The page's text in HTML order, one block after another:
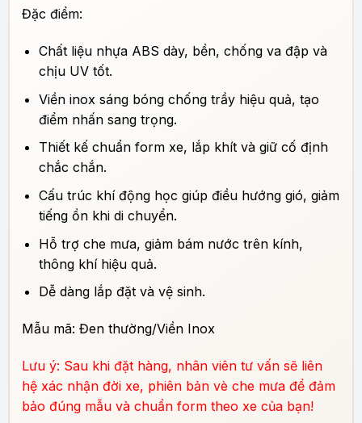
Đặc điểm:
Chất liệu nhựa ABS dày, bền, chống va đập và
chịu UV tốt.
Viền inox sáng bóng chống trầy hiệu quả, tạo
điểm nhấn sang trọng.
Thiết kế chuẩn form xe, lắp khít và giữ cố định
chắc chắn.
Cấu trúc khí động học giúp điều hướng gió, giảm
tiếng ồn khi di chuyển.
Hỗ trợ che mưa, giảm bám nước trên kính,
thông khí hiệu quả.
Dễ dàng lắp đặt và vệ sinh.
Mẫu mã: Đen thường/Viền Inox
Lưu ý: Sau khi đặt hàng, nhân viên tư vấn sẽ liên
hệ xác nhận đời xe, phiên bản vè che mưa để đảm
bảo đúng mẫu và chuẩn form theo xe của bạn!